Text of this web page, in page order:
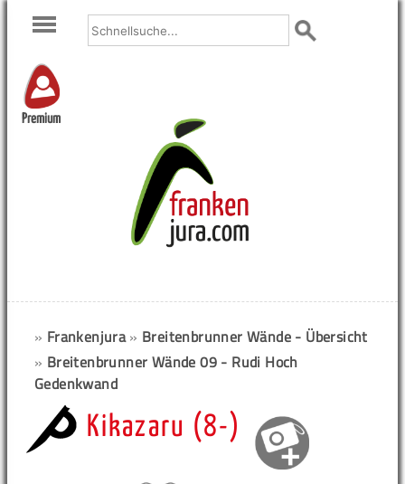
Premium
» Frankenjura» Breitenbrunner Wände - Übersicht
» Breitenbrunner Wände 09 - Rudi Hoch
Gedenkwand
Kikazaru (8-)